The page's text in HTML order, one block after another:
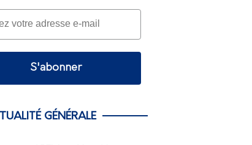
S'abonner
GÉNÉRALE